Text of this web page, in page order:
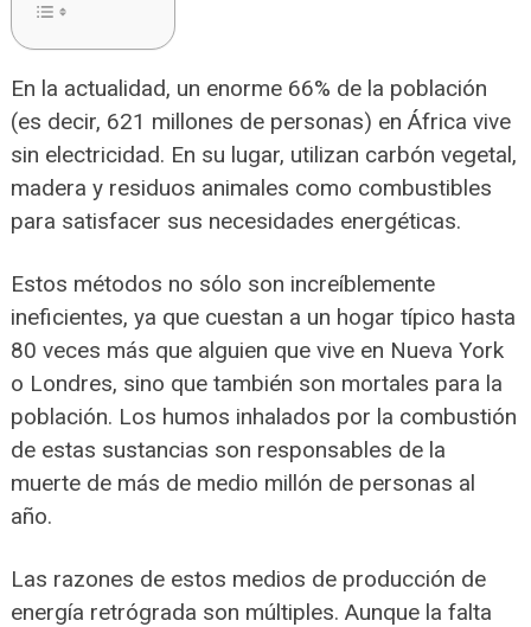
En la actualidad, un enorme 66% de la población
(es decir, 621 millones de personas) en África vive
sin electricidad. En su lugar, utilizan carbón vegetal,
madera y residuos animales como combustibles
para satisfacer sus necesidades energéticas.
Estos métodos no sólo son increíblemente
ineficientes, ya que cuestan a un hogar típico hasta
80 veces más que alguien que vive en Nueva York
o Londres, sino que también son mortales para la
población. Los humos inhalados por la combustión
de estas sustancias son responsables de la
muerte de más de medio millón de personas al
año.
Las razones de estos medios de producción de
energía retrógrada son múltiples. Aunque la falta